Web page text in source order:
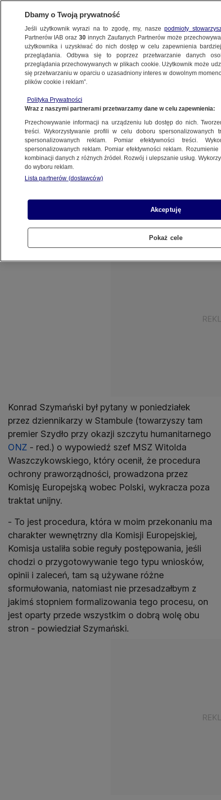
POLSKA
jako wrogiej działalności
23.05.2016, 12:32
Udostępnij
- Chcemy rozwiązać kwestię "nieładu" wokół TK
Konrad Szymański. Zadeklarował też, że rząd
jest zawsze gotowy, aby z "najlepszą wolą"
uczestniczyć w dialogu z Komisją Europejską.
Konrad Szymański był pytany w poniedziałek
przez dziennikarzy w Stambule (towarzyszy tam
premier Szydło przy okazji szczytu humanitarnego
ONZ - red.) o wypowiedź szef MSZ Witolda
Waszczykowskiego, który ocenił, że procedura
ochrony praworządności, prowadzona przez
Komisję Europejską wobec Polski, wykracza poza
traktat unijny.
- To jest procedura, która w moim przekonaniu ma
charakter wewnętrzny dla Komisji Europejskiej,
Komisja ustaliła sobie reguły postępowania, jeśli
chodzi o przygotowywanie tego typu wniosków,
opinii i zaleceń, tam są używane różne
sformułowania, natomiast nie przesadzałbym z
jakimś stopniem formalizowania tego procesu, on
jest oparty przede wszystkim o dobrą wolę obu
stron - powiedział Szymański.
Dbamy o Twoją prywatność
Jeśli użytkownik wyrazi na to zgodę, my, naszepodmioty
Partnerów IAB oraz30 innych Zaufanych Partnerów może
użytkownika i uzyskiwać do nich dostęp w celu zapewnienia
przeglądania. Odbywa się to poprzez przetwarzanie danych
przeglądania przechowywanych w plikach cookie. Użytkownik może
się przetwarzaniu w oparciu o uzasadniony interes w dowolnym
plików cookie i reklam”.
Polityka Prywatności
Wraz z naszymi partnerami przetwarzamy dane w celu zapewnienia:
Przechowywanie informacji na urządzeniu lub dostęp do nich.
treści. Wykorzystywanie profili w celu doboru spersonalizowanych
spersonalizowanych reklam. Pomiar efektywności treści.
spersonalizowanych reklam. Pomiar efektywności reklam.
kombinacji danych z różnych źródeł. Rozwój i ulepszanie usług.
do wyboru reklam.
Lista partnerów (dostawców)
Akceptuję
Pokaż cele